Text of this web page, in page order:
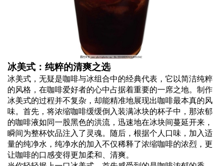
冰美式：纯粹的清爽之选
冰美式，无疑是咖啡与冰组合中的经典代表，它以简洁纯粹
的风格，在咖啡爱好者的心中占据着重要的一席之地。 制作
冰美式的过程并不复杂，却能精准地展现出咖啡最本真的风
味。首先，将浓缩咖啡缓缓倒入装满冰块的杯子中，那浓郁
的咖啡液如同一股黑色的洪流，迅速地在冰块间蔓延开来，
瞬间为整杯饮品注入了灵魂。随后，根据个人口味，加入适
量的纯净水，纯净水的加入不仅稀释了浓缩咖啡的浓烈，更
让咖啡的口感变得更加柔和、清爽。